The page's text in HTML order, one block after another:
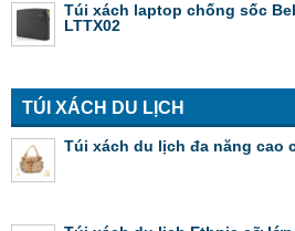
Túi xách laptop chống sốc
LTTX02
TÚI XÁCH DU LỊCH
Túi xách du lịch đa năng cao